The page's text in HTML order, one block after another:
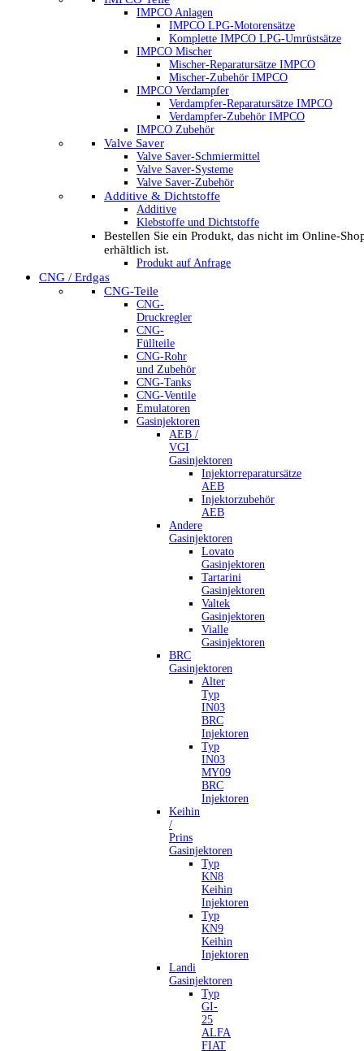
IMPCO Anlagen
IMPCO LPG-Motorensätze
Komplette IMPCO LPG-Umrüstsätze
IMPCO Mischer
Mischer-Reparatursätze IMPCO
Mischer-Zubehör IMPCO
IMPCO Verdampfer
Verdampfer-Reparatursätze IMPCO
Verdampfer-Zubehör IMPCO
IMPCO Zubehör
Valve Saver
Valve Saver-Schmiermittel
Valve Saver-Systeme
Valve Saver-Zubehör
Additive & Dichtstoffe
Additive
Klebstoffe und Dichtstoffe
Bestellen Sie ein Produkt, das nicht im Online-
erhältlich ist.
Produkt auf Anfrage
CNG / Erdgas
CNG-Teile
CNG-
Druckregler
CNG-
Füllteile
CNG-Rohr
und Zubehör
CNG-Tanks
CNG-Ventile
Emulatoren
Gasinjektoren
AEB /
VGI
Gasinjektoren
Injektorreparatursätze
AEB
Injektorzubehör
AEB
Andere
Gasinjektoren
Lovato
Gasinjektoren
Tartarini
Gasinjektoren
Valtek
Gasinjektoren
Vialle
Gasinjektoren
BRC
Gasinjektoren
Alter
Typ
IN03
BRC
Injektoren
Typ
IN03
MY09
BRC
Injektoren
Keihin
/
Prins
Gasinjektoren
Typ
KN8
Keihin
Injektoren
Typ
KN9
Keihin
Injektoren
Landi
Gasinjektoren
Typ
GI-
25
ALFA
FIAT